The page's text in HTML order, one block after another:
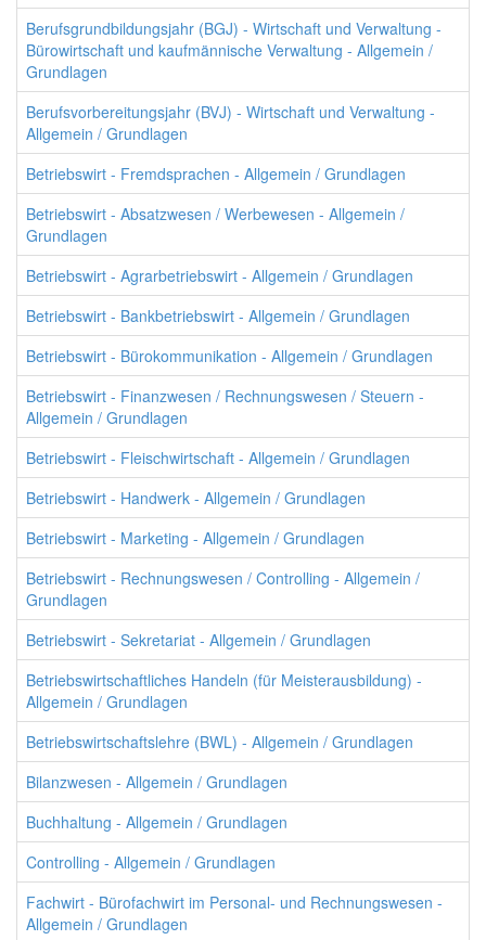
Berufsgrundbildungsjahr (BGJ) - Wirtschaft und Verwaltung -
Bürowirtschaft und kaufmännische Verwaltung - Allgemein /
Grundlagen
Berufsvorbereitungsjahr (BVJ) - Wirtschaft und Verwaltung -
Allgemein / Grundlagen
Betriebswirt - Fremdsprachen - Allgemein / Grundlagen
Betriebswirt - Absatzwesen / Werbewesen - Allgemein /
Grundlagen
Betriebswirt - Agrarbetriebswirt - Allgemein / Grundlagen
Betriebswirt - Bankbetriebswirt - Allgemein / Grundlagen
Betriebswirt - Bürokommunikation - Allgemein / Grundlagen
Betriebswirt - Finanzwesen / Rechnungswesen / Steuern -
Allgemein / Grundlagen
Betriebswirt - Fleischwirtschaft - Allgemein / Grundlagen
Betriebswirt - Handwerk - Allgemein / Grundlagen
Betriebswirt - Marketing - Allgemein / Grundlagen
Betriebswirt - Rechnungswesen / Controlling - Allgemein /
Grundlagen
Betriebswirt - Sekretariat - Allgemein / Grundlagen
Betriebswirtschaftliches Handeln (für Meisterausbildung) -
Allgemein / Grundlagen
Betriebswirtschaftslehre (BWL) - Allgemein / Grundlagen
Bilanzwesen - Allgemein / Grundlagen
Buchhaltung - Allgemein / Grundlagen
Controlling - Allgemein / Grundlagen
Fachwirt - Bürofachwirt im Personal- und Rechnungswesen -
Allgemein / Grundlagen